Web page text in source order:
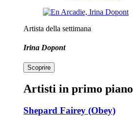
Artista della settimana
Irina Dopont
Scoprire
Artisti in primo piano
Shepard Fairey (Obey)